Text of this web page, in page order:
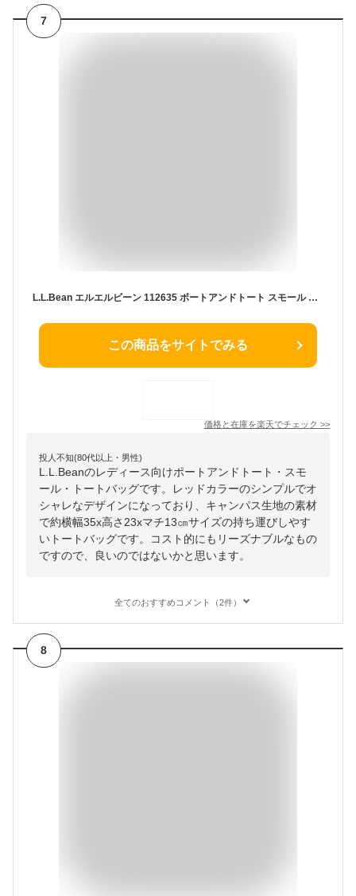
7
L.L.Bean エルエルビーン 112635 ボートアンドトート スモール トートバッグ バッグ カバン ブランド ショルダー レッド レディース
この商品をサイトでみる
価格と在庫を楽天でチェック >>
投人不知(80代以上・男性)
L.L.Beanのレディース向けポートアンドトート・スモ
ール・トートバッグです。レッドカラーのシンプルでオ
シャレなデザインになっており、キャンパス生地の素材
で約横幅35x高さ23xマチ13㎝サイズの持ち運びしやす
いトートバッグです。コスト的にもリーズナブルなもの
ですので、良いのではないかと思います。
全てのおすすめコメント（2件）
8